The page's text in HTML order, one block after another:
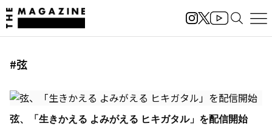
#弦
弦、「生きかえる よみがえる ヒキガタル」を配信開始